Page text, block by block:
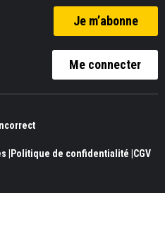
Je m’abonne
Me connecter
|Politique de confidentialité |CGV